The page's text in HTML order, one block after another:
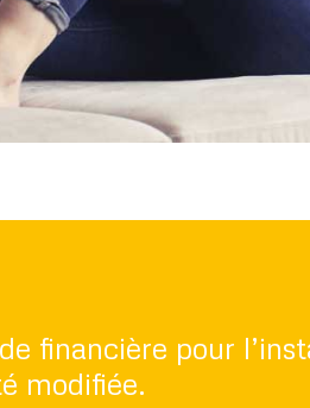
financière pour
modifiée.